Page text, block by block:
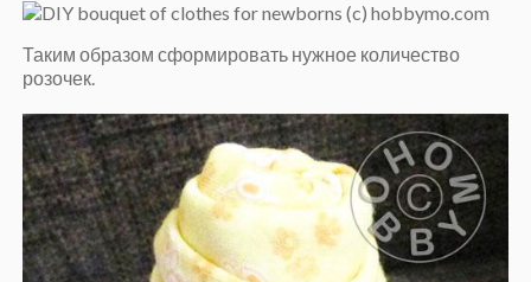
Таким образом сформировать нужное количество
розочек.